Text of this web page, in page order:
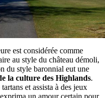
est considérée comme
au style du château démoli,
du style baronnial eut une
la culture des Highlands.
et assista à des jeux
un amour certain pour